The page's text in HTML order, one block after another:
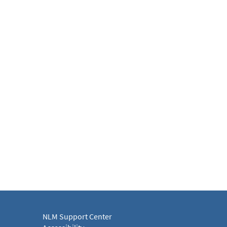
NLM Support Center